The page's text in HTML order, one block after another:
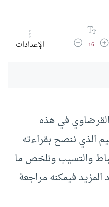
زيادة حجم الخط
16 تقليل حجم الخطالإعدادات
في هذه
الذي ننصح بقراءته
والتسيب ونلخص ما
فيمكنه مراجعة